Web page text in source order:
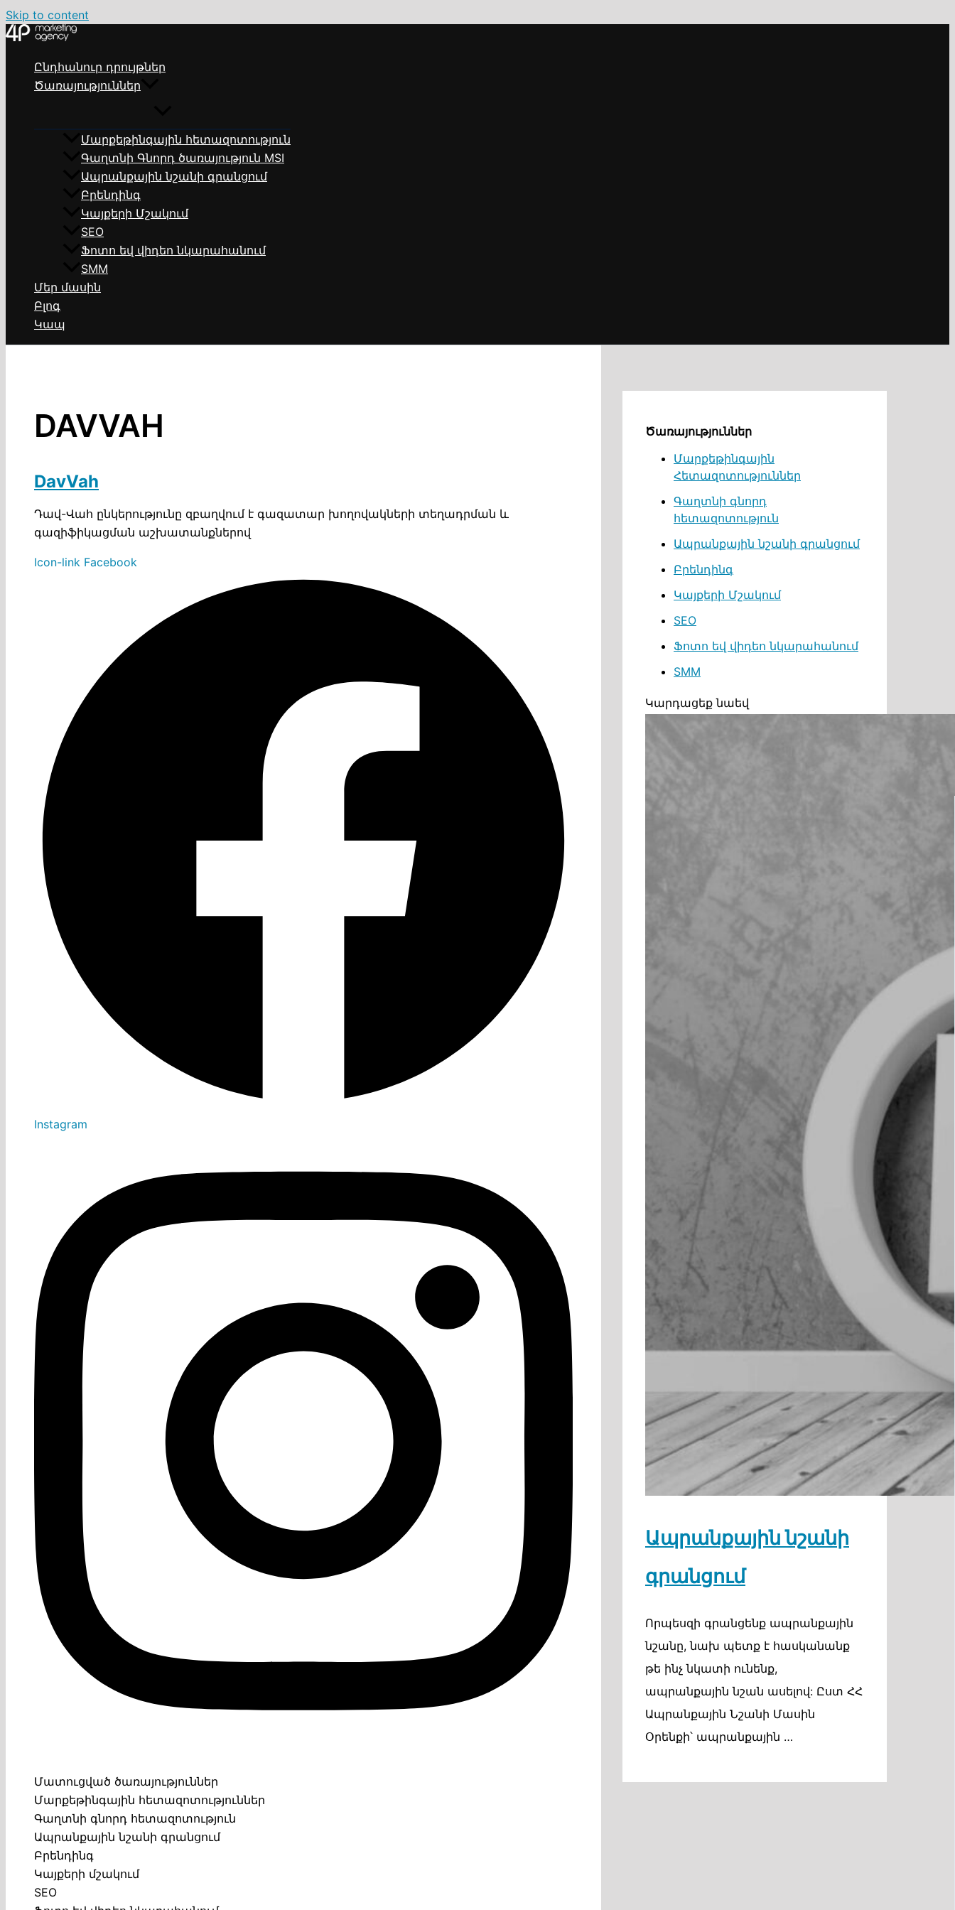
Skip to content
Ընդհանուր դրույթներ
Ծառայություններ
Մարքեթինգային հետազոտություն
Գաղտնի Գնորդ ծառայություն MSI
Ապրանքային նշանի գրանցում
Բրենդինգ
Կայքերի Մշակում
SEO
Ֆոտո եվ վիդեո նկարահանում
SMM
Մեր մասին
Բլոգ
Կապ
DAVVAH
DavVah
Դավ-Վահ ընկերությունը զբաղվում է գազատար խողովակների տեղադրման և
գազիֆիկացման աշխատանքներով
Icon-link Facebook
Instagram
Մատուցված ծառայություններ
Մարքեթինգային հետազոտություններ
Գաղտնի գնորդ հետազոտություն
Ապրանքային նշանի գրանցում
Բրենդինգ
Կայքերի մշակում
SEO
Ծառայություններ
Մարքեթինգային
Հետազոտություններ
Գաղտնի գնորդ
հետազոտություն
Ապրանքային նշանի գրանցում
Բրենդինգ
Կայքերի Մշակում
SEO
Ֆոտո եվ վիդեո նկարահանում
SMM
Կարդացեք նաեվ
Ապրանքային նշանի
գրանցում
Որպեսզի գրանցենք ապրանքային
նշանը, նախ պետք է հասկանանք
թե ինչ նկատի ունենք,
ապրանքային նշան ասելով: Ըստ ՀՀ
Ապրանքային Նշանի Մասին
Օրենքի՝ ապրանքային …